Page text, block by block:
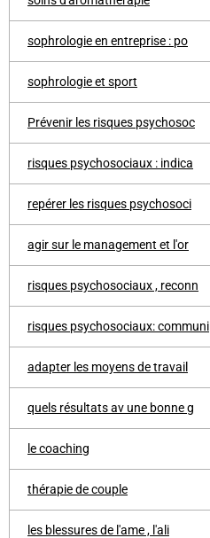
sophrologie en entreprise : po
sophrologie et sport
Prévenir les risques psychosoc
risques psychosociaux : indica
repérer les risques psychosoci
agir sur le management et l'or
risques psychosociaux , reconn
risques psychosociaux: communi
adapter les moyens de travail
quels résultats av une bonne g
le coaching
thérapie de couple
les blessures de l'ame , l'ali